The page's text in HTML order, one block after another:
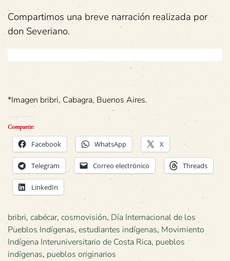
Compartimos una breve narración realizada por
don Severiano.
*Imagen bribri, Cabagra, Buenos Aires.
Compartir:
Facebook WhatsApp X
Telegram Correo electrónico Threads
LinkedIn
bribri, cabécar, cosmovisión, Día Internacional de los
Pueblos Indígenas, estudiantes indígenas, Movimiento
Indígena Interuniversitario de Costa Rica, pueblos
indígenas, pueblos originarios